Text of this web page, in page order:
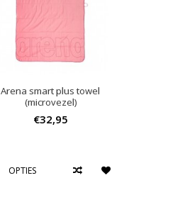
Arena smart plus towel
(microvezel)
€32,95
OPTIES